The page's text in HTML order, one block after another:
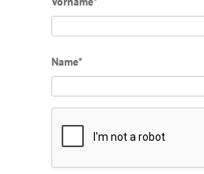
Name*